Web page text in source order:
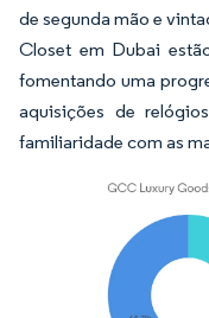
de segunda mão e
Closet em Dubai
fomentando uma
aquisições de
familiaridade com as